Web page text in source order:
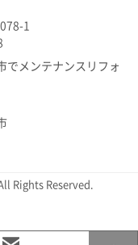
1
でメンテナンスリフォ
Rights Reserved.